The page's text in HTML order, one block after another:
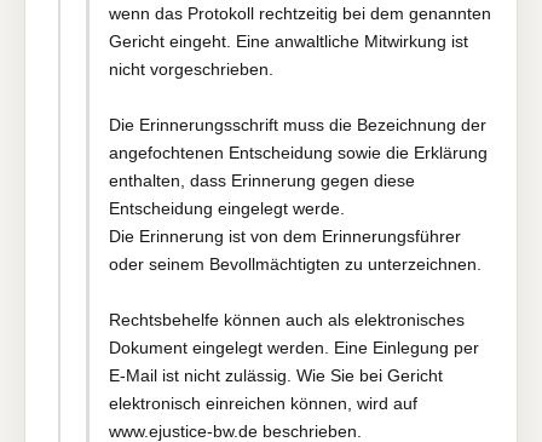
wenn das Protokoll rechtzeitig bei dem genannten
Gericht eingeht. Eine anwaltliche Mitwirkung ist
nicht vorgeschrieben.
Die Erinnerungsschrift muss die Bezeichnung der
angefochtenen Entscheidung sowie die Erklärung
enthalten, dass Erinnerung gegen diese
Entscheidung eingelegt werde.
Die Erinnerung ist von dem Erinnerungsführer
oder seinem Bevollmächtigten zu unterzeichnen.
Rechtsbehelfe können auch als elektronisches
Dokument eingelegt werden. Eine Einlegung per
E-Mail ist nicht zulässig. Wie Sie bei Gericht
elektronisch einreichen können, wird auf
www.ejustice-bw.de beschrieben.